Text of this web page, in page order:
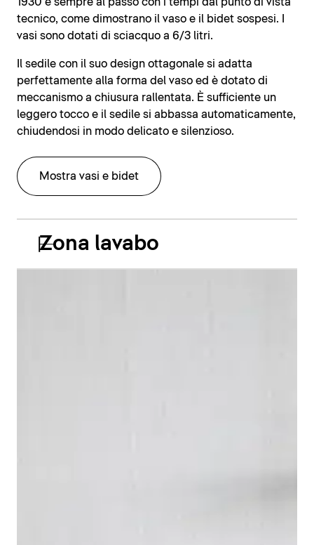
1930 è sempre al passo con i tempi dal punto di vista
tecnico, come dimostrano il vaso e il bidet sospesi. I
vasi sono dotati di sciacquo a 6/3 litri.
Il sedile con il suo design ottagonale si adatta
perfettamente alla forma del vaso ed è dotato di
meccanismo a chiusura rallentata. È sufficiente un
leggero tocco e il sedile si abbassa automaticamente,
chiudendosi in modo delicato e silenzioso.
Mostra vasi e bidet
Zona lavabo